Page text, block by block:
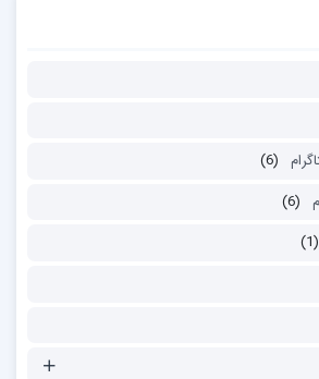
(6)
(6)
(1)